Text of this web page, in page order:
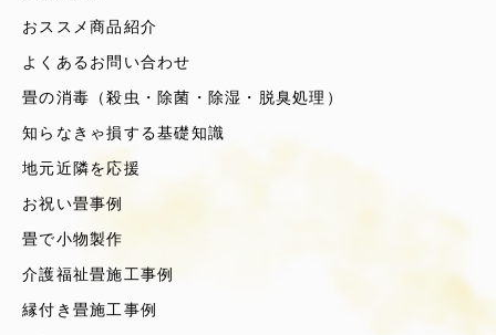
おススメ商品紹介
よくあるお問い合わせ
畳の消毒（殺虫・除菌・除湿・脱臭処理）
知らなきゃ損する基礎知識
地元近隣を応援
お祝い畳事例
畳で小物製作
介護福祉畳施工事例
縁付き畳施工事例